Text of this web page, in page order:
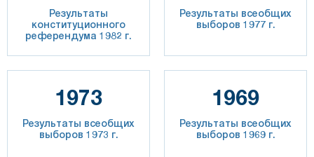
Результаты
конституционного
референдума 1982 г.
Результаты всеобщих
выборов 1977 г.
1973
Результаты всеобщих
выборов 1973 г.
1969
Результаты всеобщих
выборов 1969 г.